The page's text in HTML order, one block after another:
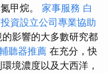
甲烷。 家事服務 白
資設立公司專業協助
影響的大多數研究都
聽器推薦 在充分，快
境濃度以及大西洋，